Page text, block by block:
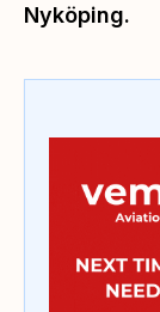
Nyköping.